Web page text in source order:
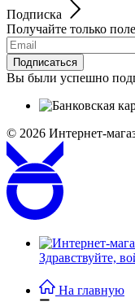
Подписка
Получайте только
Подписаться
Вы были успешно
© 2026 Интернет-
Здравствуйте,
На главную